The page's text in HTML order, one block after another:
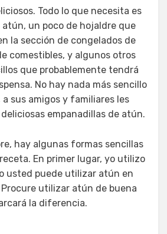
Todo lo que necesita es
un poco de hojaldre que
la sección de congelados de
comestibles, y algunos otros
que probablemente tendrá
No hay nada más sencillo
a sus amigos y familiares les
empanadillas de atún.
hay algunas formas sencillas
En primer lugar, yo utilizo
usted puede utilizar atún en
utilizar atún de buena
la diferencia.